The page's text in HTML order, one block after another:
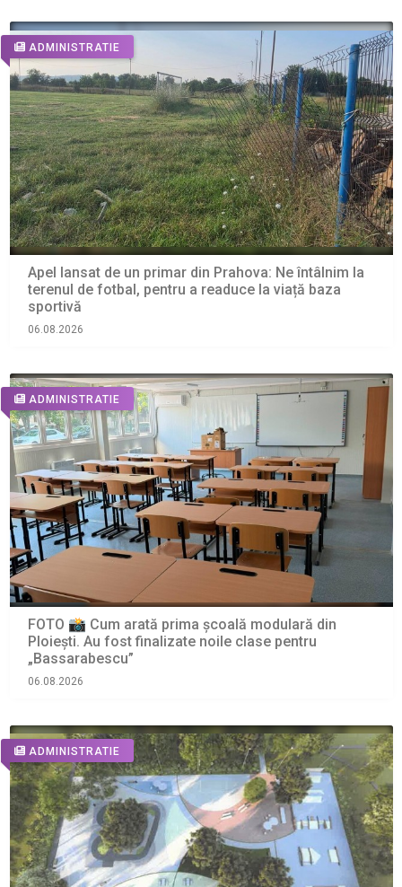
ADMINISTRATIE
Apel lansat de un primar din Prahova: Ne întâlnim la
terenul de fotbal, pentru a readuce la viață baza
sportivă
06.08.2026
ADMINISTRATIE
FOTO 📸 Cum arată prima școală modulară din
Ploiești. Au fost finalizate noile clase pentru
„Bassarabescu”
06.08.2026
ADMINISTRATIE